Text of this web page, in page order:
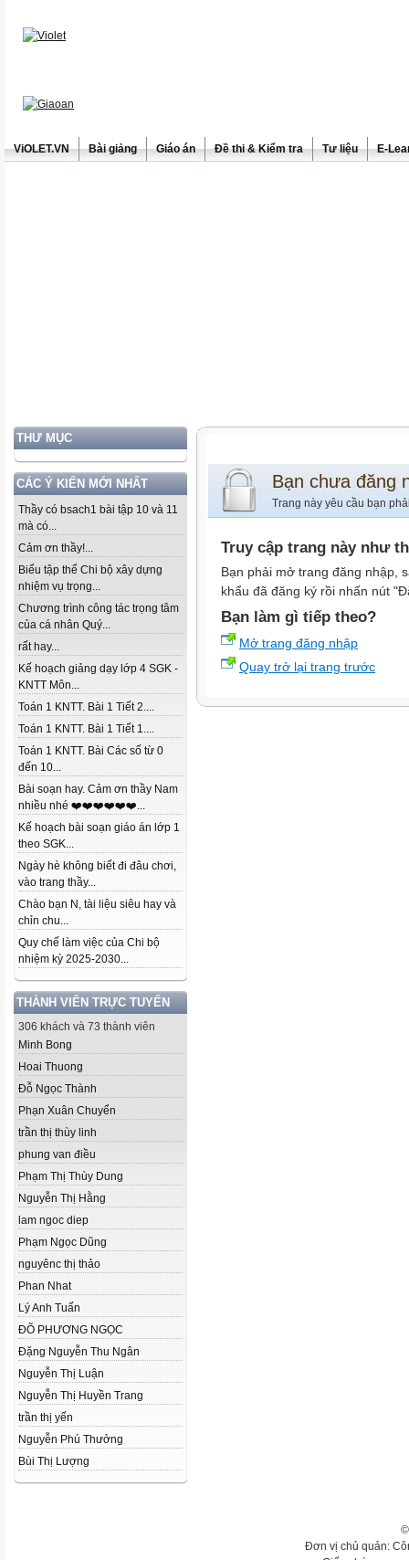
ViOLET.VN Bài giảng Giáo án Đề thi & Kiểm tra Tư liệu E-
THƯ MỤC
CÁC Ý KIẾN MỚI NHẤT
Thầy có bsach1 bài tập 10 và 11
mà có...
Cảm ơn thầy!...
Biểu tập thể Chi bộ xây dựng
nhiệm vụ trọng...
Chương trình công tác trọng tâm
của cá nhân Quý...
rất hay...
Kế hoạch giảng dạy lớp 4 SGK -
KNTT Môn...
Toán 1 KNTT. Bài 1 Tiết 2....
Toán 1 KNTT. Bài 1 Tiết 1....
Toán 1 KNTT. Bài Các số từ 0
đến 10...
Bài soạn hay. Cảm ơn thầy Nam
nhiều nhé ❤️❤️❤️❤️❤️❤️...
Kế hoạch bài soạn giáo án lớp 1
theo SGK...
Ngày hè không biết đi đâu chơi,
vào trang thầy...
Chào bạn N, tài liệu siêu hay và
chỉn chu...
Quy chế làm việc của Chi bộ
nhiệm kỳ 2025-2030...
THÀNH VIÊN TRỰC TUYẾN
306 khách và 73 thành viên
Minh Bong
Hoai Thuong
Đỗ Ngọc Thành
Phạn Xuân Chuyển
trần thị thùy linh
phung van điều
Phạm Thị Thùy Dung
Nguyễn Thị Hằng
lam ngoc diep
Phạm Ngọc Dũng
nguyênc thị thảo
Phan Nhat
Lý Anh Tuấn
ĐÕ PHƯƠNG NGỌC
Đặng Nguyễn Thu Ngân
Nguyễn Thị Luận
Nguyễn Thị Huyền Trang
trần thị yến
Nguyễn Phú Thưởng
Bùi Thị Lượng
Bạn chưa đăng
Trang này yêu cầu bạn
Truy cập trang này như
Bạn phải mở trang đăng nhập,
khẩu đã đăng ký rồi nhấn nút
Bạn làm gì tiếp theo?
Mở trang đăng nhập
Quay trở lại trang trước
Đơn vị chủ quản: